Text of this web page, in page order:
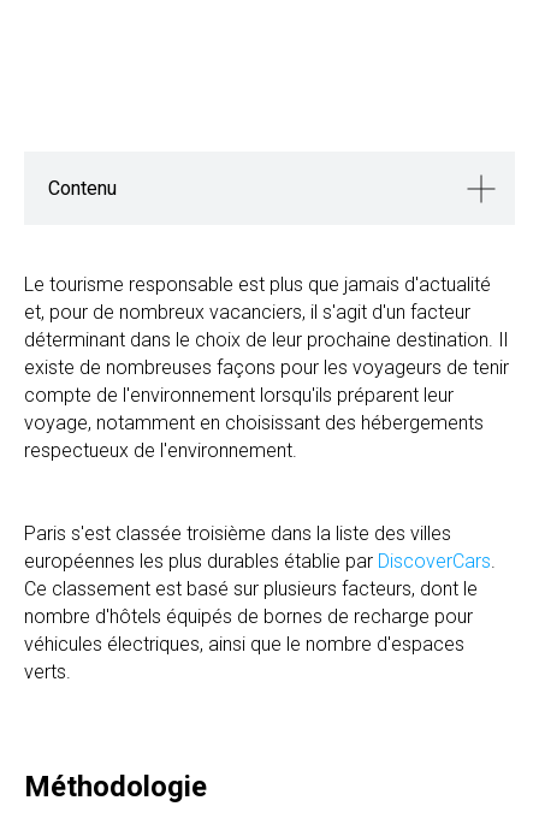
Contenu
Le tourisme responsable est plus que jamais d'actualité
et, pour de nombreux vacanciers, il s'agit d'un facteur
déterminant dans le choix de leur prochaine destination. Il
existe de nombreuses façons pour les voyageurs de tenir
compte de l'environnement lorsqu'ils préparent leur
voyage, notamment en choisissant des hébergements
respectueux de l'environnement.
Paris s'est classée troisième dans la liste des villes
européennes les plus durables établie par DiscoverCars.
Ce classement est basé sur plusieurs facteurs, dont le
nombre d'hôtels équipés de bornes de recharge pour
véhicules électriques, ainsi que le nombre d'espaces
verts.
Méthodologie